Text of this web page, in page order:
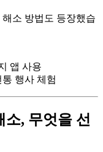
소 방법도 등장했습
앱 사용
행사 체험
소, 무엇을 선